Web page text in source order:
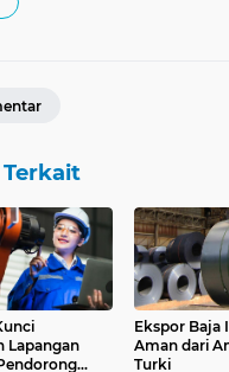
Lapangan
Ekspor Baja
Aman dari
Turki